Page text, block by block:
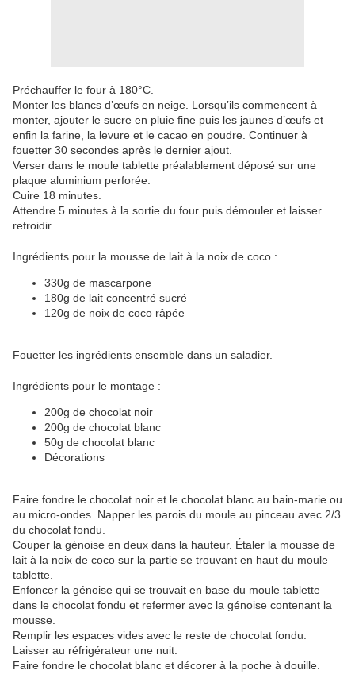
Préchauffer le four à 180°C.
Monter les blancs d’œufs en neige. Lorsqu’ils commencent à
monter, ajouter le sucre en pluie fine puis les jaunes d’œufs et
enfin la farine, la levure et le cacao en poudre. Continuer à
fouetter 30 secondes après le dernier ajout.
Verser dans le moule tablette préalablement déposé sur une
plaque aluminium perforée.
Cuire 18 minutes.
Attendre 5 minutes à la sortie du four puis démouler et laisser
refroidir.
Ingrédients pour la mousse de lait à la noix de coco :
330g de mascarpone
180g de lait concentré sucré
120g de noix de coco râpée
Fouetter les ingrédients ensemble dans un saladier.
Ingrédients pour le montage :
200g de chocolat noir
200g de chocolat blanc
50g de chocolat blanc
Décorations
Faire fondre le chocolat noir et le chocolat blanc au bain-marie ou
au micro-ondes. Napper les parois du moule au pinceau avec 2/3
du chocolat fondu.
Couper la génoise en deux dans la hauteur. Étaler la mousse de
lait à la noix de coco sur la partie se trouvant en haut du moule
tablette.
Enfoncer la génoise qui se trouvait en base du moule tablette
dans le chocolat fondu et refermer avec la génoise contenant la
mousse.
Remplir les espaces vides avec le reste de chocolat fondu.
Laisser au réfrigérateur une nuit.
Faire fondre le chocolat blanc et décorer à la poche à douille.